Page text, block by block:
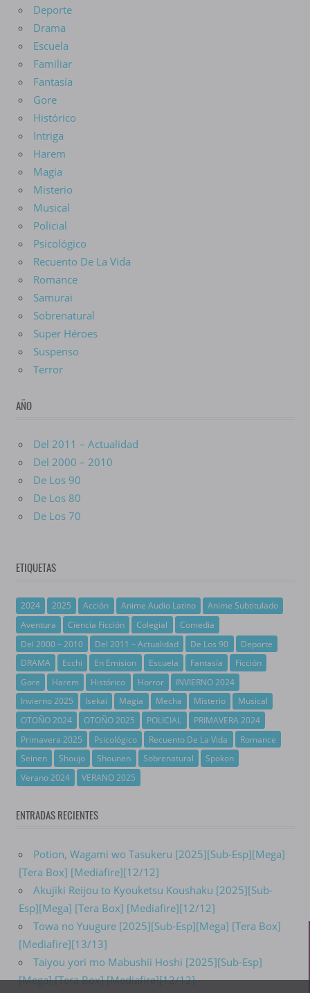
Deporte
Drama
Escuela
Familiar
Fantasía
Gore
Histórico
Intriga
Harem
Magia
Misterio
Musical
Policial
Psicológico
Recuento De La Vida
Romance
Samurai
Sobrenatural
Super Héroes
Suspenso
Terror
AÑO
Del 2011 – Actualidad
Del 2000 – 2010
De Los 90
De Los 80
De Los 70
ETIQUETAS
2024 2025 Acción Anime Audio Latino
Anime Subtitulado
Aventura
Ciencia Ficción Colegial
Comedia
Del 2000 – 2010
Del 2011 – Actualidad De Los 90
Deporte
DRAMA
Ecchi En Emision Escuela Fantasía
Ficción
Gore
Harem Histórico Horror
INVIERNO 2024
Invierno 2025
Isekai Magia Mecha Misterio
Musical
OTOÑO 2024
OTOÑO 2025 POLICIAL
PRIMAVERA 2024
Primavera 2025
Psicológico Recuento De La Vida
Romance
Seinen
Shoujo Shounen Sobrenatural
Spokon
Verano 2024
VERANO 2025
ENTRADAS RECIENTES
Potion, Wagami wo Tasukeru [2025][Sub-Esp][Mega]
[Tera Box] [Mediafire][12/12]
Akujiki Reijou to Kyouketsu Koushaku [2025][Sub-
Esp][Mega] [Tera Box] [Mediafire][12/12]
Towa no Yuugure [2025][Sub-Esp][Mega] [Tera Box]
[Mediafire][13/13]
Taiyou yori mo Mabushii Hoshi [2025][Sub-Esp]
[Mega] [Tera Box] [Mediafire][12/12]